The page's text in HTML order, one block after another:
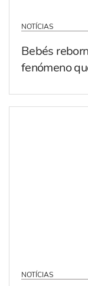
NOTÍCIAS
Bebés
fenómeno
NOTÍCIAS